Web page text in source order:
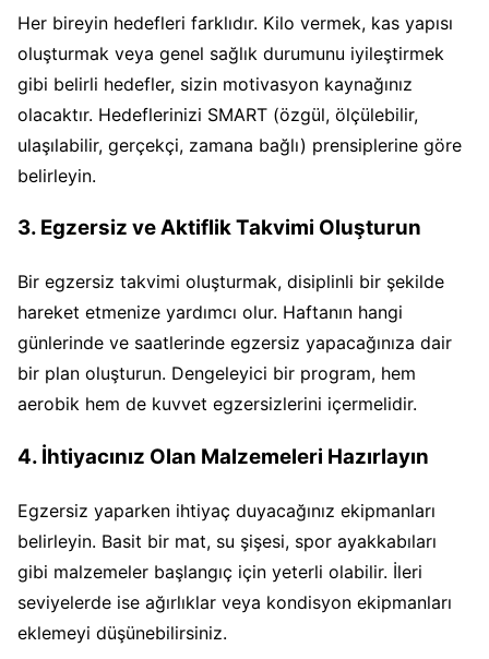
Her bireyin hedefleri farklıdır. Kilo vermek, kas yapısı
oluşturmak veya genel sağlık durumunu iyileştirmek
gibi belirli hedefler, sizin motivasyon kaynağınız
olacaktır. Hedeflerinizi SMART (özgül, ölçülebilir,
ulaşılabilir, gerçekçi, zamana bağlı) prensiplerine göre
belirleyin.
3. Egzersiz ve Aktiflik Takvimi Oluşturun
Bir egzersiz takvimi oluşturmak, disiplinli bir şekilde
hareket etmenize yardımcı olur. Haftanın hangi
günlerinde ve saatlerinde egzersiz yapacağınıza dair
bir plan oluşturun. Dengeleyici bir program, hem
aerobik hem de kuvvet egzersizlerini içermelidir.
4. İhtiyacınız Olan Malzemeleri Hazırlayın
Egzersiz yaparken ihtiyaç duyacağınız ekipmanları
belirleyin. Basit bir mat, su şişesi, spor ayakkabıları
gibi malzemeler başlangıç için yeterli olabilir. İleri
seviyelerde ise ağırlıklar veya kondisyon ekipmanları
eklemeyi düşünebilirsiniz.